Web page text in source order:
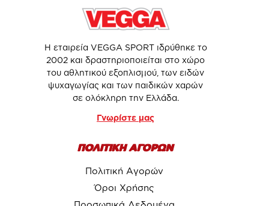
Η εταιρεία VEGGA SPORT ιδρύθηκε το
2002 και δραστηριοποιείται στο χώρο
του αθλητικού εξοπλισμού, των ειδών
ψυχαγωγίας και των παιδικών χαρών
σε ολόκληρη την Ελλάδα.
Γνωρίστε μας
ΠΟΛΙΤΙΚΗ ΑΓΟΡΩΝ
Πολιτική Αγορών
Όροι Χρήσης